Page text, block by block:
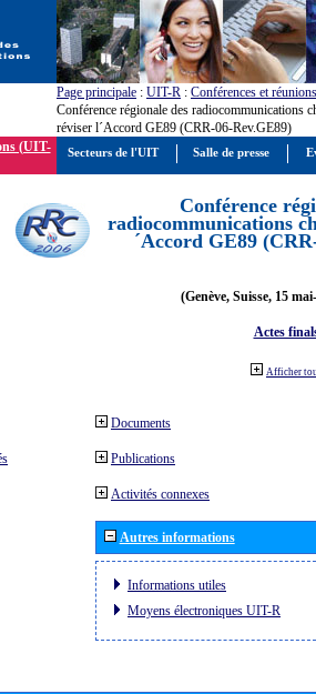
Page principale : UIT-R : Conférences et réunions
Conférence régionale des radiocommunications
réviser l´Accord GE89 (CRR-06-Rev.GE89)
(UIT-
Conférence
radiocommunications
´Accord GE89
(Genève, Suisse, 15
Actes
Afficher
Documents
Publications
Activités connexes
Autres informations
Informations utiles
Moyens électroniques UIT-R
Secteurs de l'UIT Salle de presse